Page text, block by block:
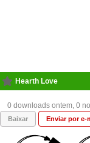
Hearth Love
0 downloads ontem, 0
Baixar Enviar por e-